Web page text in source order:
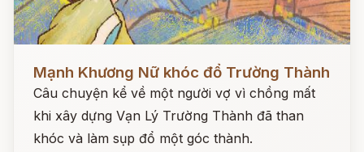
Mạnh Khương Nữ khóc đổ Trường Thành
Câu chuyện kể về một người vợ vì chồng mất
khi xây dựng Vạn Lý Trường Thành đã than
khóc và làm sụp đổ một góc thành.